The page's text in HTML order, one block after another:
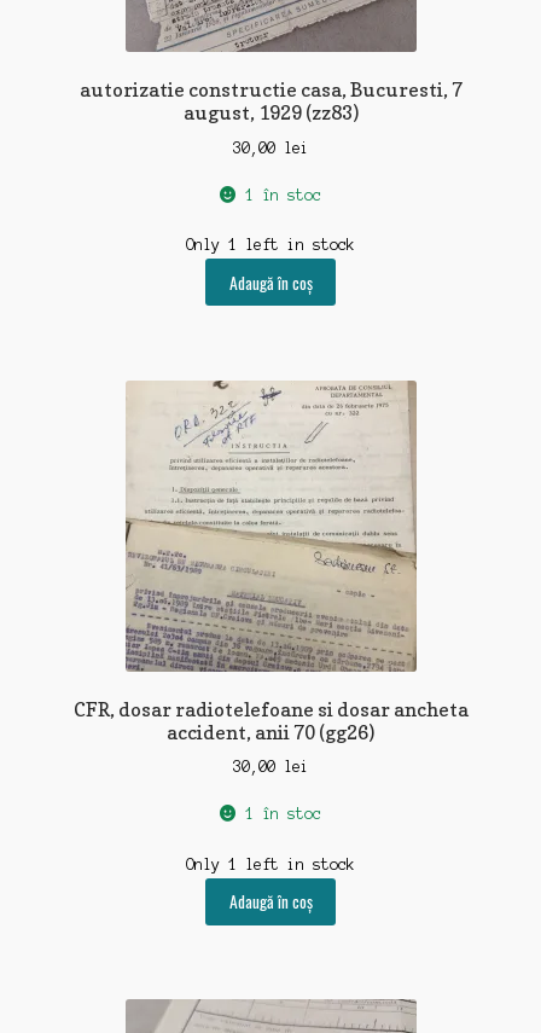
autorizatie constructie casa, Bucuresti, 7
august, 1929 (zz83)
30,00 lei
1 în stoc
Only 1 left in stock
Adaugă în coș
CFR, dosar radiotelefoane si dosar ancheta
accident, anii 70 (gg26)
30,00 lei
1 în stoc
Only 1 left in stock
Adaugă în coș